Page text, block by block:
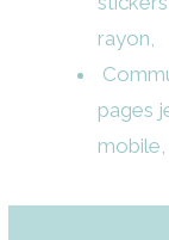
rayon,
pages
mobile,